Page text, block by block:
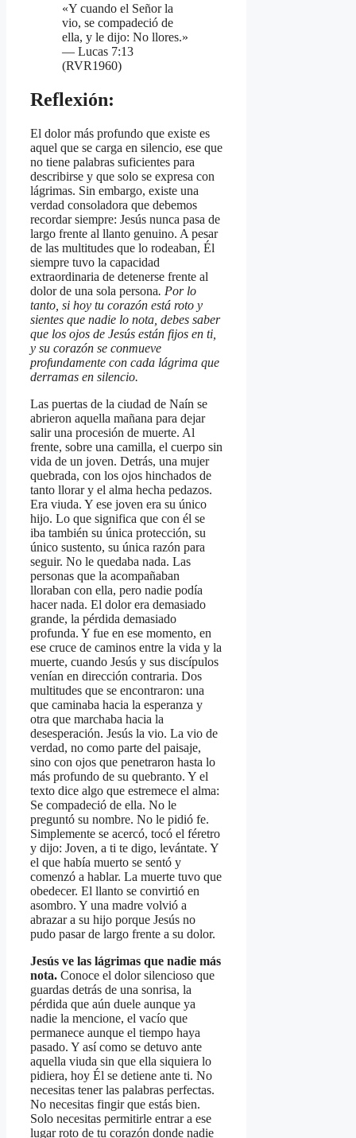
«Y cuando el Señor la
vio, se compadeció de
ella, y le dijo: No llores.»
— Lucas 7:13
(RVR1960)
Reflexión:
El dolor más profundo que existe es
aquel que se carga en silencio, ese que
no tiene palabras suficientes para
describirse y que solo se expresa con
lágrimas. Sin embargo, existe una
verdad consoladora que debemos
recordar siempre: Jesús nunca pasa de
largo frente al llanto genuino. A pesar
de las multitudes que lo rodeaban, Él
siempre tuvo la capacidad
extraordinaria de detenerse frente al
dolor de una sola persona. Por lo
tanto, si hoy tu corazón está roto y
sientes que nadie lo nota, debes saber
que los ojos de Jesús están fijos en ti,
y su corazón se conmueve
profundamente con cada lágrima que
derramas en silencio.
Las puertas de la ciudad de Naín se
abrieron aquella mañana para dejar
salir una procesión de muerte. Al
frente, sobre una camilla, el cuerpo sin
vida de un joven. Detrás, una mujer
quebrada, con los ojos hinchados de
tanto llorar y el alma hecha pedazos.
Era viuda. Y ese joven era su único
hijo. Lo que significa que con él se
iba también su única protección, su
único sustento, su única razón para
seguir. No le quedaba nada. Las
personas que la acompañaban
lloraban con ella, pero nadie podía
hacer nada. El dolor era demasiado
grande, la pérdida demasiado
profunda. Y fue en ese momento, en
ese cruce de caminos entre la vida y la
muerte, cuando Jesús y sus discípulos
venían en dirección contraria. Dos
multitudes que se encontraron: una
que caminaba hacia la esperanza y
otra que marchaba hacia la
desesperación. Jesús la vio. La vio de
verdad, no como parte del paisaje,
sino con ojos que penetraron hasta lo
más profundo de su quebranto. Y el
texto dice algo que estremece el alma:
Se compadeció de ella. No le
preguntó su nombre. No le pidió fe.
Simplemente se acercó, tocó el féretro
y dijo: Joven, a ti te digo, levántate. Y
el que había muerto se sentó y
comenzó a hablar. La muerte tuvo que
obedecer. El llanto se convirtió en
asombro. Y una madre volvió a
abrazar a su hijo porque Jesús no
pudo pasar de largo frente a su dolor.
Jesús ve las lágrimas que nadie más
nota. Conoce el dolor silencioso que
guardas detrás de una sonrisa, la
pérdida que aún duele aunque ya
nadie la mencione, el vacío que
permanece aunque el tiempo haya
pasado. Y así como se detuvo ante
aquella viuda sin que ella siquiera lo
pidiera, hoy Él se detiene ante ti. No
necesitas tener las palabras perfectas.
No necesitas fingir que estás bien.
Solo necesitas permitirle entrar a ese
lugar roto de tu corazón donde nadie